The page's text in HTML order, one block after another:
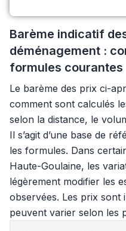
Barème indicatif
déménagement :
formules courantes
Le barème des prix ci-
comment sont calculés
selon la distance, le
Il s’agit d’une base de
les formules. Dans
Haute-Goulaine, les
légèrement modifier les
observées. Les prix sont
peuvent varier selon les